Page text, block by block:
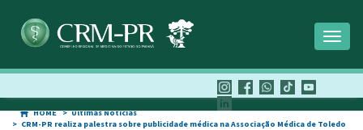
HOME
Últimas Notícias
CRM-PR realiza palestra sobre publicidade médica na Associação Médica de Toledo